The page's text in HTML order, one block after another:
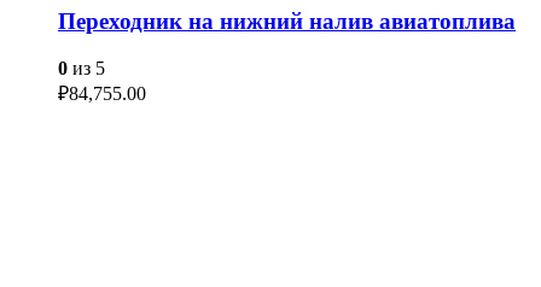
Переходник на нижний налив авиатоплива
0 из 5
₽84,755.00